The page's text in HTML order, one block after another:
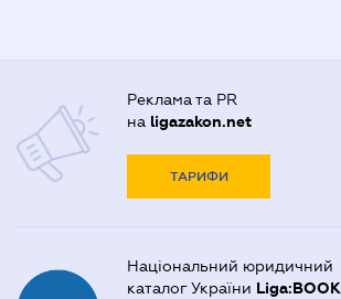
Реклама та PR
на ligazakon.net
ТАРИФИ
Національний юридичний
каталог України Liga:BOOK